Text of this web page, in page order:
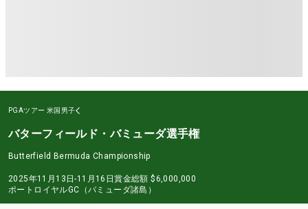
PGAツアー 米国男子
バターフィールド・バミューダ選手権
Butterfield Bermuda Championship
2025年11月13日-11月16日賞金総額 $6,000,000
ポートロイヤルGC（バミューダ諸島）